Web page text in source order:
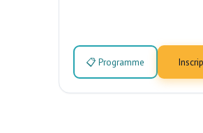
📋 Programme